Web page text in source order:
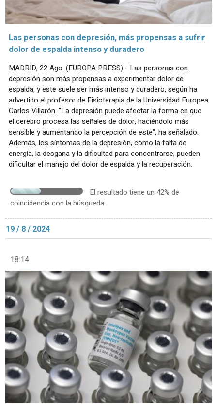
Las personas con depresión, más propensas a sufrir
dolor de espalda intenso y duradero
MADRID, 22 Ago. (EUROPA PRESS) - Las personas con
depresión son más propensas a experimentar dolor de
espalda, y este suele ser más intenso y duradero, según ha
advertido el profesor de Fisioterapia de la Universidad Europea
Carlos Villarón. "La depresión puede afectar la forma en que
el cerebro procesa las señales de dolor, haciéndolo más
sensible y aumentando la percepción de este", ha señalado.
Además, los síntomas de la depresión, como la falta de
energía, la desgana y la dificultad para concentrarse, pueden
dificultar el manejo del dolor de espalda y la recuperación.
El resultado tiene un 42% de
coincidencia con la búsqueda.
19 / 8 / 2024
18:14